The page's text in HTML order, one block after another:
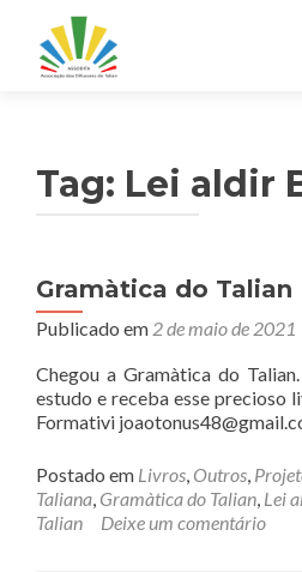
Tag: Lei aldir
Gramàtica do Talian
Publicado em 2 de maio de 2021
Chegou a Gramàtica do
estudo e receba esse precioso
Formativi
Postado em Livros, Outros,
Taliana, Gramàtica do Talian, Lei
Talian
Deixe um comentário